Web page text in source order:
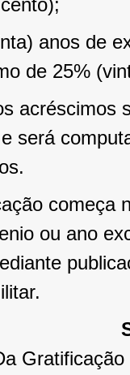
anos de
de 25%
acréscimos
será
começa
ou ano